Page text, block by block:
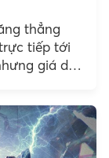
thẳng
tiếp tới
giá dầu